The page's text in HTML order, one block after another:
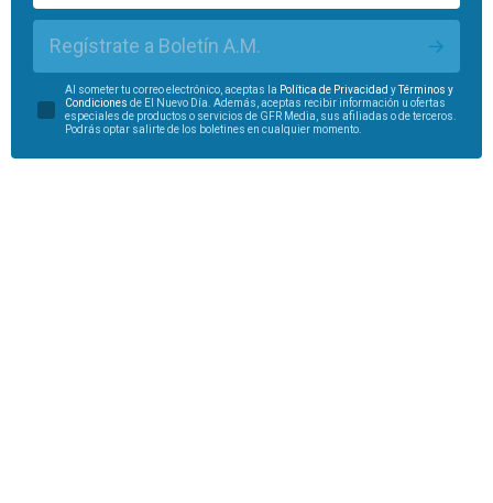
Regístrate a Boletín A.M.
Al someter tu correo electrónico, aceptas la Política de Privacidad yTérminos y
Condiciones de El Nuevo Día. Además, aceptas recibir información u ofertas
especiales de productos o servicios de GFR Media, sus afiliadas o de terceros.
Podrás optar salirte de los boletines en cualquier momento.